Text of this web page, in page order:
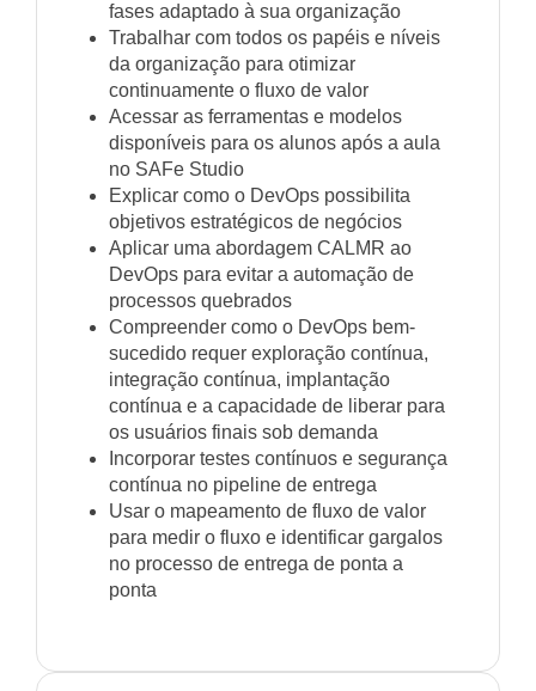
fases adaptado à sua organização
Trabalhar com todos os papéis e níveis
da organização para otimizar
continuamente o fluxo de valor
Acessar as ferramentas e modelos
disponíveis para os alunos após a aula
no SAFe Studio
Explicar como o DevOps possibilita
objetivos estratégicos de negócios
Aplicar uma abordagem CALMR ao
DevOps para evitar a automação de
processos quebrados
Compreender como o DevOps bem-
sucedido requer exploração contínua,
integração contínua, implantação
contínua e a capacidade de liberar para
os usuários finais sob demanda
Incorporar testes contínuos e segurança
contínua no pipeline de entrega
Usar o mapeamento de fluxo de valor
para medir o fluxo e identificar gargalos
no processo de entrega de ponta a
ponta